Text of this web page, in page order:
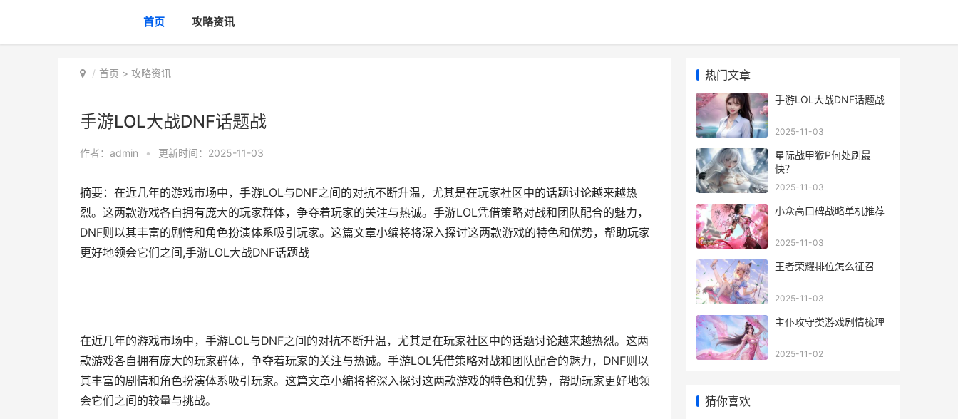
首页 攻略资讯
首页 > 攻略资讯
手游LOL大战DNF话题战
作者： admin • 更新时间：2025-11-03
摘要：在近几年的游戏市场中，手游LOL与DNF之间的对抗不断升温，尤其是在玩家社区中的话题讨论越来越热
烈。这两款游戏各自拥有庞大的玩家群体，争夺着玩家的关注与热诚。手游LOL凭借策略对战和团队配合的魅力，
DNF则以其丰富的剧情和角色扮演体系吸引玩家。这篇文章小编将将深入探讨这两款游戏的特色和优势，帮助玩家
更好地领会它们之间,手游LOL大战DNF话题战
在近几年的游戏市场中，手游LOL与DNF之间的对抗不断升温，尤其是在玩家社区中的话题讨论越来越热烈。这两
款游戏各自拥有庞大的玩家群体，争夺着玩家的关注与热诚。手游LOL凭借策略对战和团队配合的魅力，DNF则以
其丰富的剧情和角色扮演体系吸引玩家。这篇文章小编将将深入探讨这两款游戏的特色和优势，帮助玩家更好地领
会它们之间的较量与挑战。
热门文章
手游LOL大战DNF话题战
2025-11-03
星际战甲猴P何处刷最
快？
2025-11-03
小众高口碑战略单机推荐
2025-11-03
王者荣耀排位怎么征召
2025-11-03
主仆攻守类游戏剧情梳理
2025-11-02
猜你喜欢